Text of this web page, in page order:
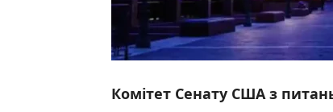
Комітет Сенату США з